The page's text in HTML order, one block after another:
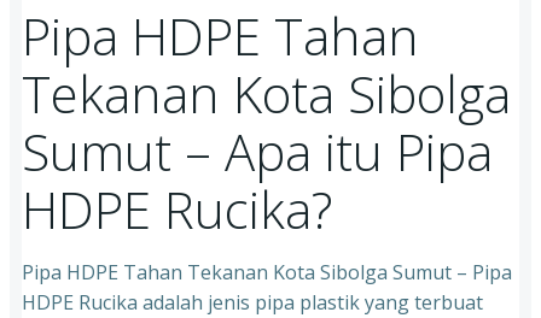
Pipa HDPE Tahan
Tekanan Kota Sibolga
Sumut – Apa itu Pipa
HDPE Rucika?
Pipa HDPE Tahan Tekanan Kota Sibolga Sumut – Pipa
HDPE Rucika adalah jenis pipa plastik yang terbuat